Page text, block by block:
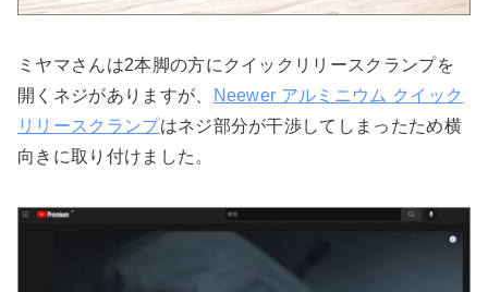
ミヤマさんは2本脚の方にクイックリリースクランプを
開くネジがありますが、
Neewer アルミニウム クイック
リリースクランプはネジ部分が干渉してしまったため横
向きに取り付けました。